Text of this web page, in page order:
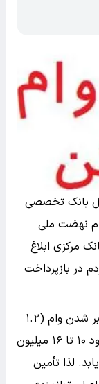
بانک تخصصی
نهضت ملی
مرکزی ابلاغ
در بازپرداخت
تسنیم نوشت: وی ادامه داد: در صورت دو برابر شدن وام (۱.۲
میلیارد تومان)، اقساط ماهانه که اکنون حدود ۱۰ تا ۱۶ میلیون
می‌یابد. لذا تأمین